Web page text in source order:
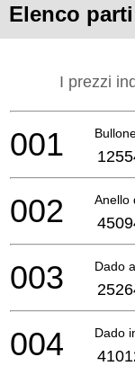
Elenco
I prezzi
001
Anello
002
Dado
003
Dado
004